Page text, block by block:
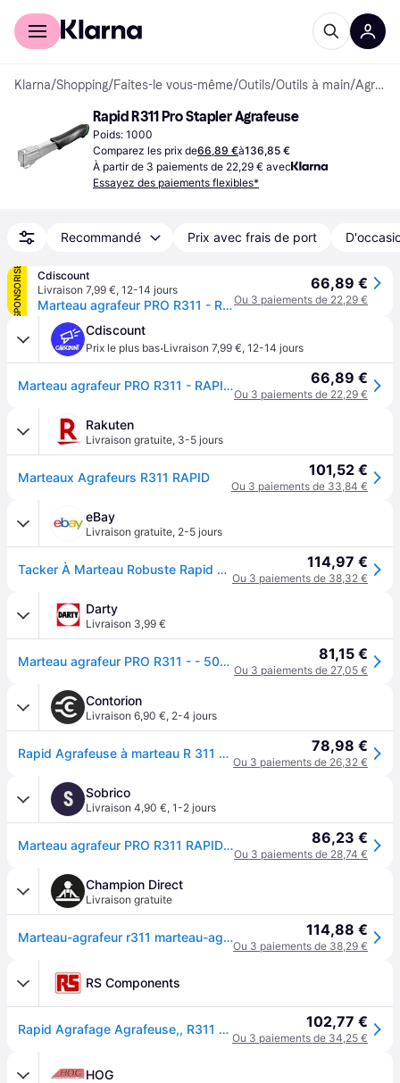
Acheter avec Klarna
Klarna/Shopping/Faites-le vous-même/Outils/Outils à main/ Agrafeuses
Rapid R311 Pro Stapler Agrafeuse
Poids: 1000
Comparez les prix de66,89 €à136,85 €
À partir de 3 paiements de 22,29 € avec
Essayez des paiements flexibles*
Recommandé Prix avec frais de port
SPONSORISÉ
Cdiscount
Livraison 7,99 €, 12-14 jours
Marteau agrafeur PRO R311 - RAPID - pour agrafes N°140 (6-12 mm) - Gris
66,89 €
Ou 3 paiements de 22,29 €
Cdiscount
Prix le plus bas·Livraison 7,99 €, 12-14 jours
Marteau agrafeur PRO R311 - RAPID - pour agrafes N°140 (6-12 mm) - Gris 66,89 €
Ou 3 paiements de 22,29 €
Rakuten
Livraison gratuite, 3-5 jours
Marteaux Agrafeurs R311 RAPID 101,52 €
Ou 3 paiements de 33,84 €
eBay
Livraison gratuite, 2-5 jours
Tacker À Marteau Robuste Rapid R311 Rpdr311 114,97 €
Ou 3 paiements de 38,32 €
Darty
Livraison 3,99 €
Marteau agrafeur PRO R311 - - 5000004 81,15 €
Ou 3 paiements de 27,05 €
Contorion
Livraison 6,90 €, 2-4 jours
Rapid Agrafeuse à marteau R 311 ergo Box R 311 ergonomique 78,98 €
Ou 3 paiements de 26,32 €
S Sobrico
Livraison 4,90 €, 1-2 jours
Marteau agrafeur PRO R311 RAPID 5000004 86,23 €
Ou 3 paiements de 28,74 €
Champion Direct
Livraison gratuite
Marteau-agrafeur r311 marteau-agrafeur r311 1 pièce(s) - rapid 114,88 €
Ou 3 paiements de 38,29 €
RS Components
Rapid Agrafage Agrafeuse,, R311 R311 pour agrafes 140/6-12 mm 102,77 €
Ou 3 paiements de 34,25 €
HOG